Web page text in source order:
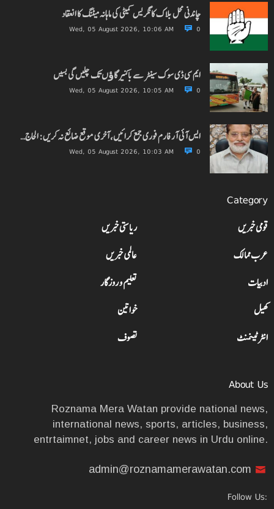
چاندنی محل بلاک کانگریس کمیٹی کی ماہانہ میٹنگ کا انعقاد
Wed, 05 August 2026, 10:06 AM 0
ایم سی ڈی سوک سینٹر سے باکنیر گاﺅں تک چلیں گی بسیں
Wed, 05 August 2026, 10:05 AM 0
ایس آئی آر فارم فوری جمع کرائیں، آخری موقع ضائع نہ کریں: الحاج…
Wed, 05 August 2026, 10:03 AM 0
Category
قومی خبریں
ریاستی خبریں
عرب ممالک
عالمی خبریں
ادبیات
تعلیم و روزگار
کھیل
خواتین
انٹرٹینمنٹ
تصوف
About Us
Roznama Mera Watan provide national news,
international news, sports, articles, business,
entrtaimnet, jobs and career news in Urdu online.
admin@roznamamerawatan.com
Follow Us: